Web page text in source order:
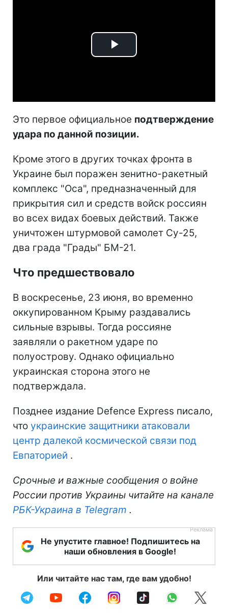
Play
Это первое официальное подтверждение
удара по данной позиции.
Кроме этого в других точках фронта в
Украине был поражен зенитно-ракетный
комплекс "Оса", предназначенный для
прикрытия сил и средств войск россиян
во всех видах боевых действий. Также
уничтожен штурмовой самолет Су-25,
два града "Грады" БМ-21.
Что предшествовало
В воскресенье, 23 июня, во временно
оккупированном Крыму раздавались
сильные взрывы. Тогда россияне
заявляли о ракетном ударе по
полуострову. Однако официально
украинская сторона этого не
подтверждала.
Позднее издание Defence Express писало,
что украинские защитники атаковали
центр далекой космической связи под
Евпаторией .
Срочные и важные сообщения о войне
России против Украины читайте на канале
РБК-Украина в Telegram .
Не упустите главное! Подпишитесь на
наши обновления в Google!
Или читайте нас там, где вам удобно!